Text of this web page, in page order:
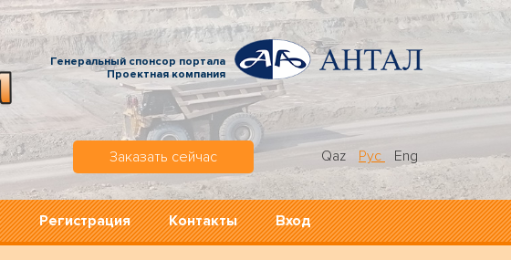
Генеральный спонсор портала
Проектная компания
Заказать сейчас Qaz Рус Eng
Регистрация Контакты Вход